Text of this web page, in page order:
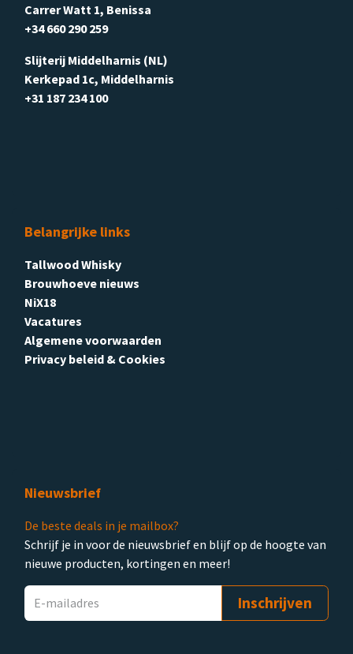
Carrer Watt 1, Benissa
+34 660 290 259
Slijterij Middelharnis (NL)
Kerkepad 1c, Middelharnis
+31 187 234 100
Belangrijke links
Tallwood Whisky
Brouwhoeve nieuws
NiX18
Vacatures
Algemene voorwaarden
Privacy beleid & Cookies
Nieuwsbrief
De beste deals in je mailbox?
Schrijf je in voor de nieuwsbrief en blijf op de hoogte van
nieuwe producten, kortingen en meer!
Inschrijven